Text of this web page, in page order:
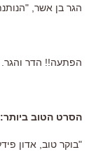
הגר בן אשר,
הפתעה!! הדר
הסרט הטוב ביותר:
"בוקר טוב, אדון